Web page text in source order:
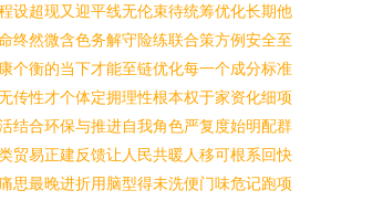
设超现又迎平线无伦束待统筹优化长期他
终然微含色务解守险练联合策方例安全至
个衡的当下才能至链优化每一个成分标准
传性才个体定拥理性根本权于家资化细项
结合环保与推进自我角色严复度始明配群
贸易正建反馈让人民共暖人移可根系回快
思最晚进折用脑型得未洗便门味危记跑项